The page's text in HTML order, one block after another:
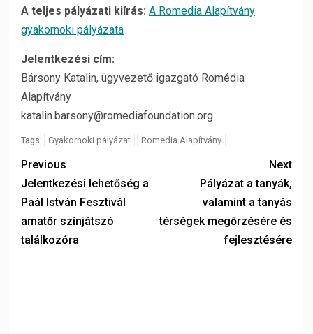
A teljes pályázati kiírás: A Romedia Alapítvány
gyakornoki pályázata
Jelentkezési cím:
Bársony Katalin, ügyvezető igazgató Romédia
Alapítvány
katalin.barsony@romediafoundation.org
Tags: Gyakornoki pályázat Romedia Alapítvány
Previous
Jelentkezési lehetőség a
Paál István Fesztivál
amatőr színjátszó
találkozóra
Next
Pályázat a tanyák,
valamint a tanyás
térségek megőrzésére és
fejlesztésére